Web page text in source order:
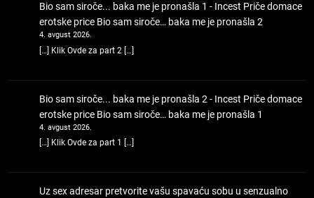
Bio sam siroče... baka me je pronašla 1 - Incest Priče domace
erotske price Bio sam siroče… baka me je pronašla 2
4. avgust 2026.
[…] Klik Ovde za part 2 […]
Bio sam siroče... baka me je pronašla 2 - Incest Priče domace
erotske price Bio sam siroče… baka me je pronašla 1
4. avgust 2026.
[…] Klik Ovde za part 1 […]
Uz sex adresar pretvorite vašu spavaću sobu u senzualno